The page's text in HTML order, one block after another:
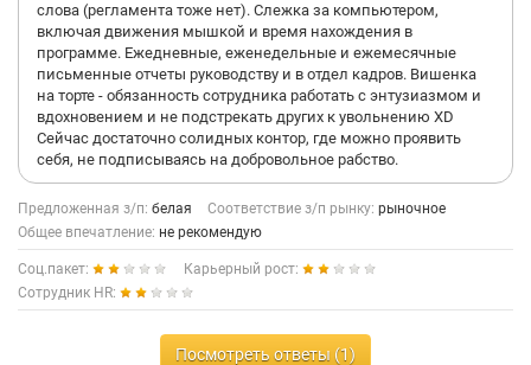
слова (регламента тоже нет). Слежка за компьютером,
включая движения мышкой и время нахождения в
программе. Ежедневные, еженедельные и ежемесячные
письменные отчеты руководству и в отдел кадров. Вишенка
на торте - обязанность сотрудника работать с энтузиазмом и
вдохновением и не подстрекать других к увольнению XD
Сейчас достаточно солидных контор, где можно проявить
себя, не подписываясь на добровольное рабство.
Предложенная з/п: белая Соответствие з/п рынку: рыночное
Общее впечатление: не рекомендую
Соц.пакет:
Карьерный рост:
Сотрудник HR:
Посмотреть ответы (1)